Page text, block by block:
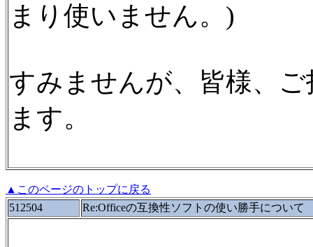
まり使いません。)
すみませんが、皆様、
ます。
▲このページのトップに戻る
512504
Re:Officeの互換性ソフトの使い勝手について